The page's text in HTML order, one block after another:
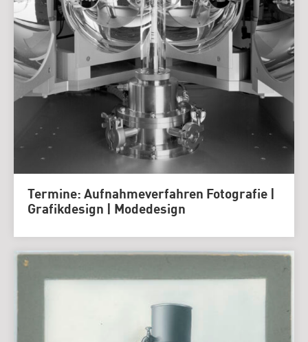
Termine: Aufnahmeverfahren Fotografie |
Grafikdesign | Modedesign